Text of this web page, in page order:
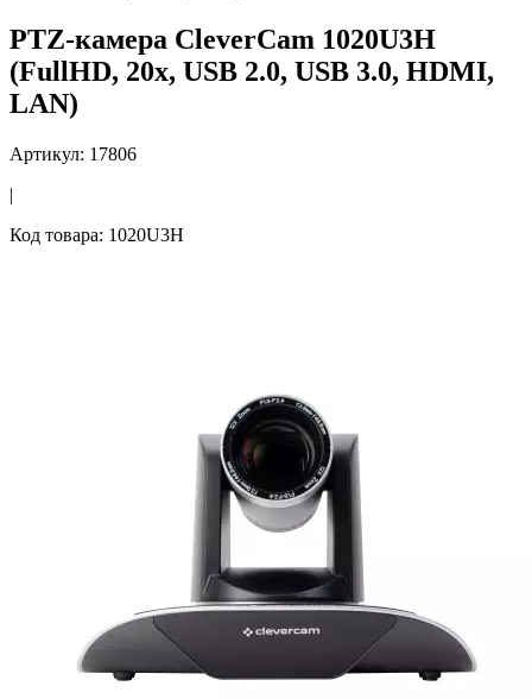
PTZ-камера CleverCam 1020U3H
(FullHD, 20x, USB 2.0, USB 3.0, HDMI,
LAN)
Артикул: 17806
|
Код товара: 1020U3H